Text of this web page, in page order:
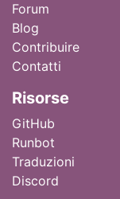
Forum
Blog
Contribuire
Contatti
Risorse
GitHub
Runbot
Traduzioni
Discord